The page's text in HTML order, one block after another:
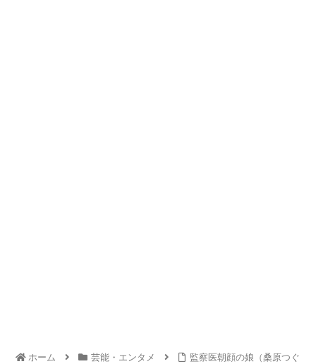
ホーム 芸能・エンタメ
監察医朝顔の娘（桑原つぐ